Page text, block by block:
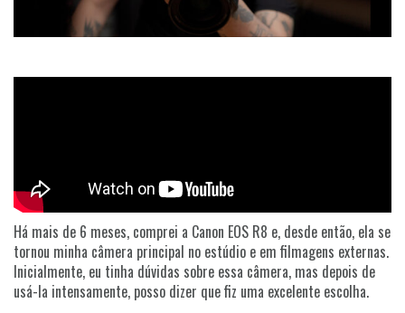
Há mais de 6 meses, comprei a Canon EOS R8 e, desde então, ela se
tornou minha câmera principal no estúdio e em filmagens externas.
Inicialmente, eu tinha dúvidas sobre essa câmera, mas depois de
usá-la intensamente, posso dizer que fiz uma excelente escolha.